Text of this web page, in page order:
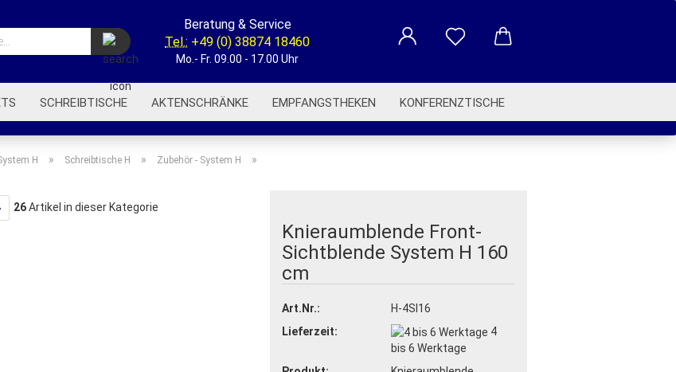
Suche...
Beratung & Service
Tel.: +49 (0) 38874 18460
Mo.- Fr. 09.00 - 17.00 Uhr
SCHREIBTISCHE AKTENSCHRÄNKE EMPFANGSTHEKEN KONFERENZTISCHE
BÜROWAGEN AKUSTIK-TRENNWÄNDE BETRIEBSAUSSTATTUNG
H » Schreibtische H » Zubehör - System H »
26Artikel in dieser Kategorie
Knieraumblende Front-
Sichtblende System H 160
cm
Art.Nr.:
H-4SI16
Lieferzeit:
4
bis 6 Werktage